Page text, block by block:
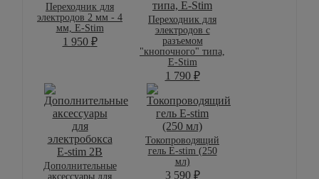
Переходник для
электродов 2 мм - 4
мм, E-Stim
1 950 ₽
Переходник для
электродов с
разъемом
"кнопочного" типа,
E-Stim
1 790 ₽
Дополнительные
аксессуары для
Токопроводящий
гель E-stim (250
мл)
3 590 ₽